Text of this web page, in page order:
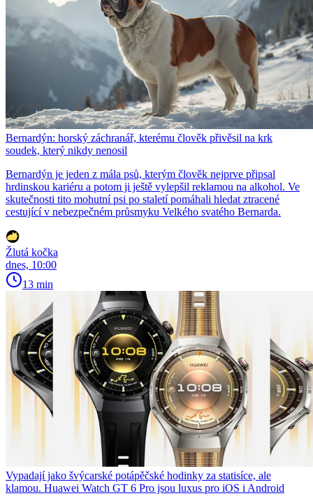
Bernardýn: horský záchranář, kterému člověk přivěsil na krk
soudek, který nikdy nenosil
Bernardýn je jeden z mála psů, kterým člověk nejprve připsal
hrdinskou kariéru a potom ji ještě vylepšil reklamou na alkohol. Ve
skutečnosti tito mohutní psi po staletí pomáhali hledat ztracené
cestující v nebezpečném průsmyku Velkého svatého Bernarda.
Žlutá kočka
dnes, 10:00
13 min
Vypadají jako švýcarské potápěčské hodinky za statisíce, ale
klamou. Huawei Watch GT 6 Pro jsou luxus pro iOS i Android